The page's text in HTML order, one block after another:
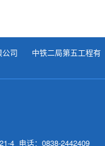
司
中铁二局第五工程有
4 电话：0838-2442409